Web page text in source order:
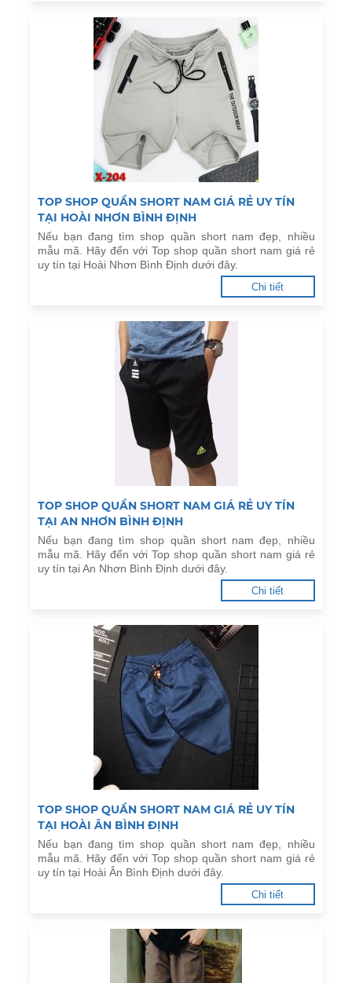
TOP SHOP QUẦN SHORT NAM GIÁ RẺ UY TÍN
TẠI HOÀI NHƠN BÌNH ĐỊNH
Nếu bạn đang tìm shop quần short nam đẹp, nhiều
mẫu mã. Hãy đến với Top shop quần short nam giá rẻ
uy tín tại Hoài Nhơn Bình Định dưới đây.
Chi tiết
TOP SHOP QUẦN SHORT NAM GIÁ RẺ UY TÍN
TẠI AN NHƠN BÌNH ĐỊNH
Nếu bạn đang tìm shop quần short nam đẹp, nhiều
mẫu mã. Hãy đến với Top shop quần short nam giá rẻ
uy tín tại An Nhơn Bình Định dưới đây.
Chi tiết
TOP SHOP QUẦN SHORT NAM GIÁ RẺ UY TÍN
TẠI HOÀI ÂN BÌNH ĐỊNH
Nếu bạn đang tìm shop quần short nam đẹp, nhiều
mẫu mã. Hãy đến với Top shop quần short nam giá rẻ
uy tín tại Hoài Ân Bình Định dưới đây.
Chi tiết